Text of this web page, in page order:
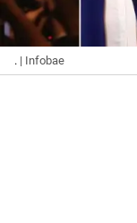
. | Infobae